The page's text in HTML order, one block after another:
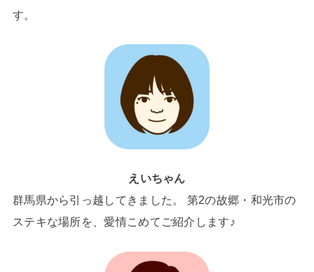
す。
えいちゃん
群馬県から引っ越してきました。 第2の故郷・和光市の
ステキな場所を、愛情こめてご紹介します♪